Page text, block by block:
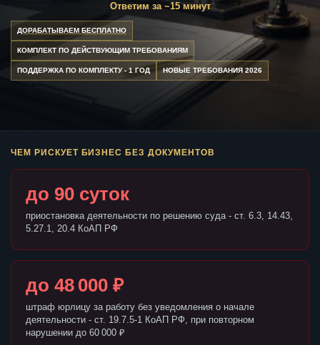
Ответим за ~15 минут
ДОРАБАТЫВАЕМ БЕСПЛАТНО
КОМПЛЕКТ ПО ДЕЙСТВУЮЩИМ ТРЕБОВАНИЯМ
ПОДДЕРЖКА ПО КОМПЛЕКТУ - 1 ГОД НОВЫЕ ТРЕБОВАНИЯ 2026
ЧЕМ РИСКУЕТ БИЗНЕС БЕЗ ДОКУМЕНТОВ
до 90 суток
приостановка деятельности по решению суда - ст. 6.3, 14.43,
5.27.1, 20.4 КоАП РФ
до 48 000 ₽
штраф юрлицу за работу без уведомления о начале
деятельности - ст. 19.7.5-1 КоАП РФ, при повторном
нарушении до 60 000 ₽